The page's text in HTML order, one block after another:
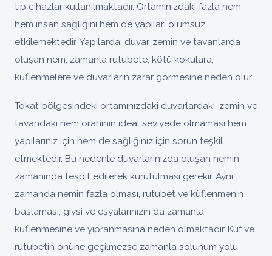
tip cihazlar kullanılmaktadır. Ortamınızdaki fazla nem
hem insan sağlığını hem de yapıları olumsuz
etkilemektedir. Yapılarda; duvar, zemin ve tavanlarda
oluşan nem; zamanla rutubete, kötü kokulara,
küflenmelere ve duvarların zarar görmesine neden olur.
Tokat bölgesindeki ortamınızdaki duvarlardaki, zemin ve
tavandaki nem oranının ideal seviyede olmaması hem
yapılarınız için hem de sağlığınız için sorun teşkil
etmektedir. Bu nedenle duvarlarınızda oluşan nemin
zamanında tespit edilerek kurutulması gerekir. Aynı
zamanda nemin fazla olması, rutubet ve küflenmenin
başlaması; giysi ve eşyalarınızın da zamanla
küflenmesine ve yıpranmasına neden olmaktadır. Küf ve
rutubetin önüne geçilmezse zamanla solunum yolu